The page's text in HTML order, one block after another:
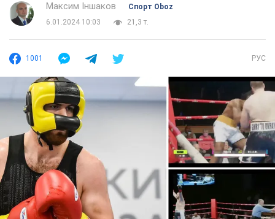
Максим Іншаков
Спорт Oboz
6.01.2024 10:03
21,3 т.
1001 РУС